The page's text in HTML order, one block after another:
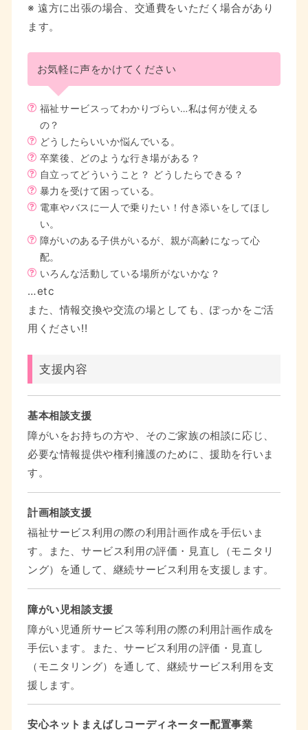
※ 遠方に出張の場合、交通費をいただく場合があり
ます。
お気軽に声をかけてください
福祉サービスってわかりづらい…私は何が使える
の？
どうしたらいいか悩んでいる。
卒業後、どのような行き場がある？
自立ってどういうこと？ どうしたらできる？
暴力を受けて困っている。
電車やバスに一人で乗りたい！付き添いをしてほし
い。
障がいのある子供がいるが、親が高齢になって心
配。
いろんな活動している場所がないかな？
…etc
また、情報交換や交流の場としても、ぽっかをご活
用ください!!
支援内容
基本相談支援
障がいをお持ちの方や、そのご家族の相談に応じ、
必要な情報提供や権利擁護のために、援助を行いま
す。
計画相談支援
福祉サービス利用の際の利用計画作成を手伝いま
す。また、サービス利用の評価・見直し（モニタリ
ング）を通して、継続サービス利用を支援します。
障がい児相談支援
障がい児通所サービス等利用の際の利用計画作成を
手伝います。また、サービス利用の評価・見直し
（モニタリング）を通して、継続サービス利用を支
援します。
安心ネットまえばしコーディネーター配置事業